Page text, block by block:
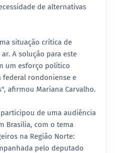
de alternativas
situação crítica de
A solução para este
um esforço político
rondoniense e
afirmou Mariana Carvalho.
de uma audiência
Brasília, com o tema
na Região Norte:
pelo deputado